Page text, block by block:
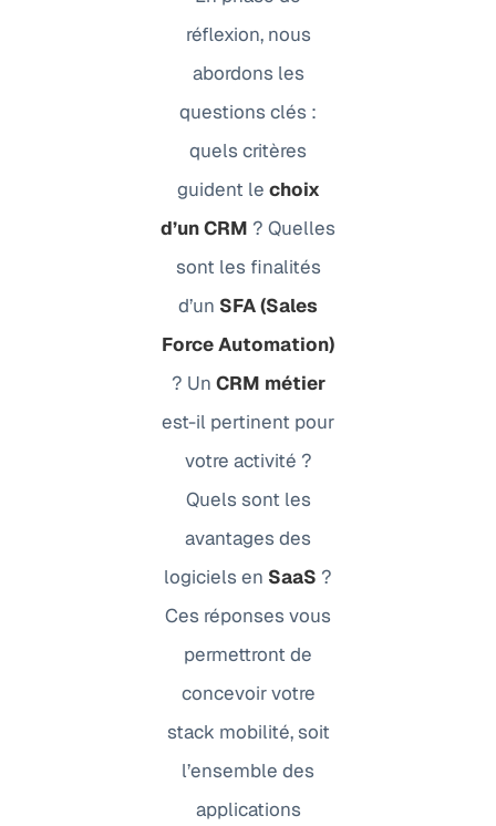
réflexion, nous
abordons les
questions clés :
quels critères
guident le choix
d’un CRM ? Quelles
sont les finalités
d’un SFA (Sales
Force Automation)
? Un CRM métier
est-il pertinent pour
votre activité ?
Quels sont les
avantages des
logiciels en SaaS ?
Ces réponses vous
permettront de
concevoir votre
stack mobilité, soit
l’ensemble des
applications